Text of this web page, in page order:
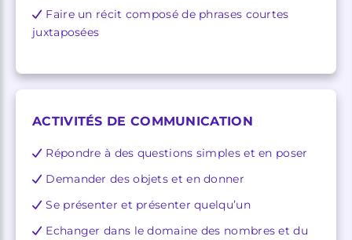
Faire un récit composé de phrases courtes
juxtaposées
ACTIVITÉS DE COMMUNICATION
Répondre à des questions simples et en poser
Demander des objets et en donner
Se présenter et présenter quelqu’un
Echanger dans le domaine des nombres et du